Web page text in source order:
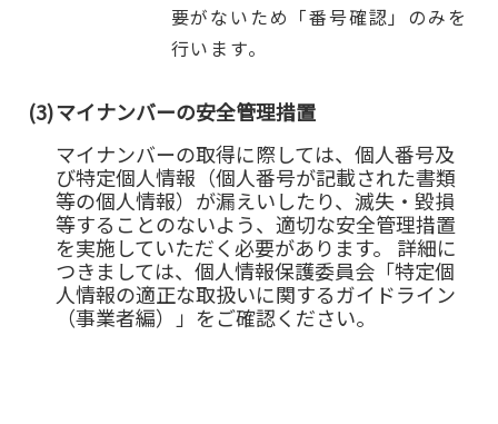
要がないため「番号確認」のみを
行います。
(3)マイナンバーの安全管理措置
マイナンバーの取得に際しては、個人番号及
び特定個人情報（個人番号が記載された書類
等の個人情報）が漏えいしたり、滅失・毀損
等することのないよう、適切な安全管理措置
を実施していただく必要があります。 詳細に
つきましては、個人情報保護委員会「特定個
人情報の適正な取扱いに関するガイドライン
（事業者編）」をご確認ください。